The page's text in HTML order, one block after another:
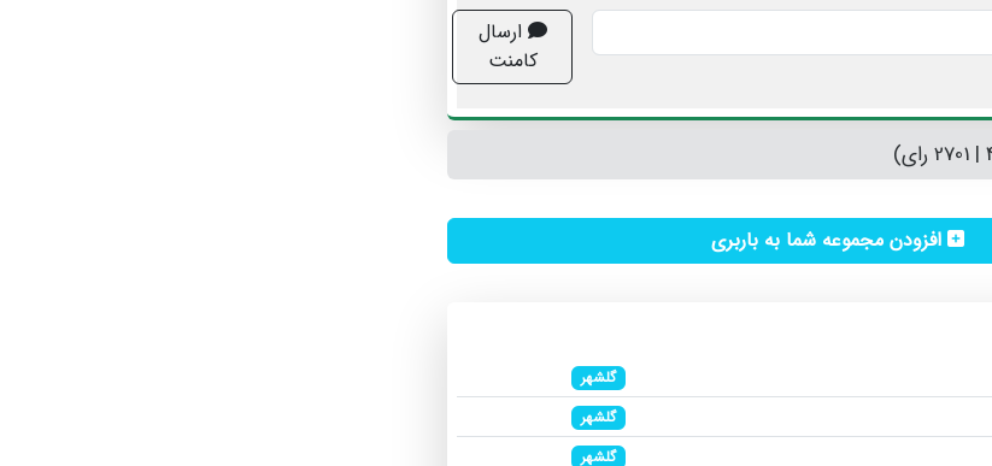
ارسال
کامنت
افزودن مجموعه شما به باربری
گلشهر
گلشهر
گلشهر